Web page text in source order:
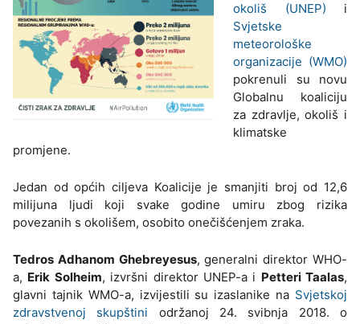
okoliš (UNEP) i
Svjetske
meteorološke
organizacije (WMO)
pokrenuli su novu
Globalnu koaliciju
za zdravlje, okoliš i
klimatske
promjene.
Jedan od općih ciljeva Koalicije je smanjiti broj od 12,6
milijuna ljudi koji svake godine umiru zbog rizika
povezanih s okolišem, osobito onečišćenjem zraka.
Tedros Adhanom Ghebreyesus, generalni direktor WHO-
a, Erik Solheim, izvršni direktor UNEP-a i Petteri Taalas,
glavni tajnik WMO-a, izvijestili su izaslanike na Svjetskoj
zdravstvenoj skupštini održanoj 24. svibnja 2018. o